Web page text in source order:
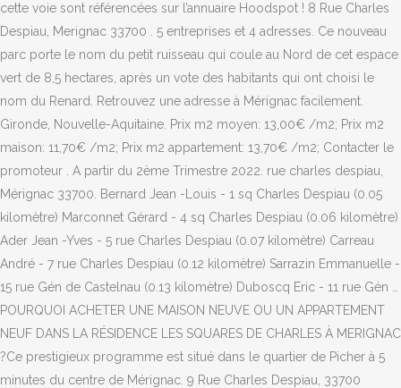
cette voie sont référencées sur l’annuaire Hoodspot ! 8 Rue Charles
Despiau, Merignac 33700 . 5 entreprises et 4 adresses. Ce nouveau
parc porte le nom du petit ruisseau qui coule au Nord de cet espace
vert de 8,5 hectares, après un vote des habitants qui ont choisi le
nom du Renard. Retrouvez une adresse à Mérignac facilement.
Gironde, Nouvelle-Aquitaine. Prix m2 moyen: 13,00€ /m2; Prix m2
maison: 11,70€ /m2; Prix m2 appartement: 13,70€ /m2; Contacter le
promoteur . A partir du 2ème Trimestre 2022. rue charles despiau,
Mérignac 33700. Bernard Jean -Louis - 1 sq Charles Despiau (0.05
kilomètre) Marconnet Gérard - 4 sq Charles Despiau (0.06 kilomètre)
Ader Jean -Yves - 5 rue Charles Despiau (0.07 kilomètre) Carreau
André - 7 rue Charles Despiau (0.12 kilomètre) Sarrazin Emmanuelle -
15 rue Gén de Castelnau (0.13 kilomètre) Duboscq Eric - 11 rue Gén …
POURQUOI ACHETER UNE MAISON NEUVE OU UN APPARTEMENT
NEUF DANS LA RÉSIDENCE LES SQUARES DE CHARLES À MERIGNAC
?Ce prestigieux programme est situé dans le quartier de Picher à 5
minutes du centre de Mérignac. 9 Rue Charles Despiau, 33700